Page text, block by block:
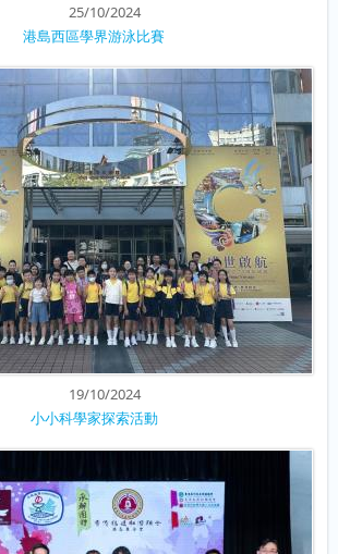
25/10/2024
港島西區學界游泳比賽
19/10/2024
小小科學家探索活動